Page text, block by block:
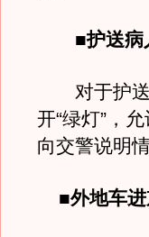
■护送病
对于护送
开“绿灯”，
向交警说明
■外地车